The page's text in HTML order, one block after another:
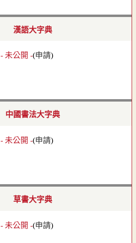
漢語大字典
- 未公開 -(申請)
中國書法大字典
- 未公開 -(申請)
草書大字典
- 未公開 -(申請)